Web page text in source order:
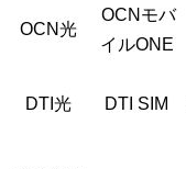
OCN光
OCNモバ
イルONE
DTI光 DTI SIM